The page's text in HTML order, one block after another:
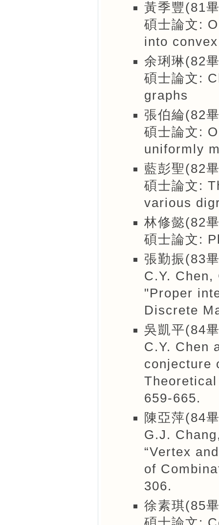
黃季豐(81
碩士論文:
into
余琍琳(82
碩士論文:
graphs
張伯綸(82
碩士論文:
uniformly
藍彭聖(82
碩士論文:
various
林修懿(82
碩士論文:
張勤振(83
C.Y.
"Proper
Discrete
吳凱平(84
C.Y. Chen
conjecture
659-665.
陳亞萍(84
G.J.
“Vertex
of
306.
徐素琪(85